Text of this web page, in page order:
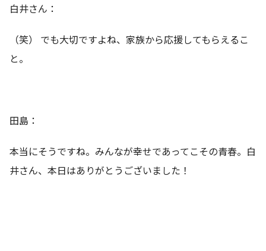
白井さん：
（笑） でも大切ですよね、家族から応援してもらえるこ
と。
田島：
本当にそうですね。みんなが幸せであってこその青春。白
井さん、本日はありがとうございました！